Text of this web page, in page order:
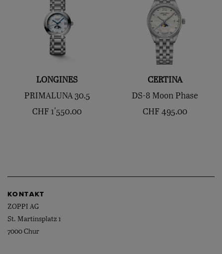
LONGINES
PRIMALUNA 30.5
CHF 1'550.00
CERTINA
DS-8 Moon Phase
CHF 495.00
KONTAKT
ZOPPI AG
St. Martinsplatz 1
7000 Chur